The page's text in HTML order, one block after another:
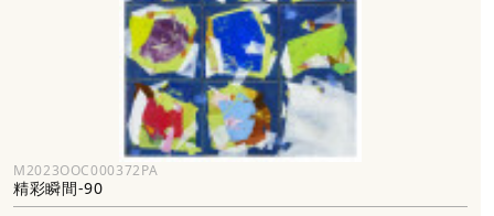
M2023OOC000372PA
精彩瞬間-90